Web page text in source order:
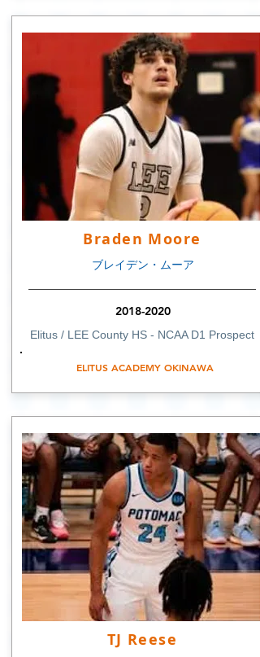
Braden Moore
ブレイデン・ムーア
2018-2020
Elitus / LEE County HS - NCAA D1 Prospect
ELITUS ACADEMY OKINAWA
TJ Reese